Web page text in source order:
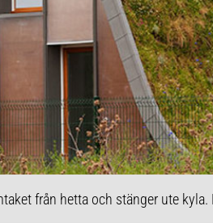
från hetta och stänger ute